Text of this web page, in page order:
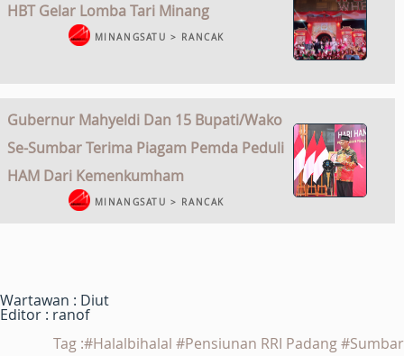
HBT Gelar Lomba Tari Minang
MINANGSATU > RANCAK
Gubernur Mahyeldi Dan 15 Bupati/Wako
Se-Sumbar Terima Piagam Pemda Peduli
HAM Dari Kemenkumham
MINANGSATU > RANCAK
Wartawan : Diut
Editor : ranof
Tag :#Halalbihalal #Pensiunan RRI Padang #Sumbar